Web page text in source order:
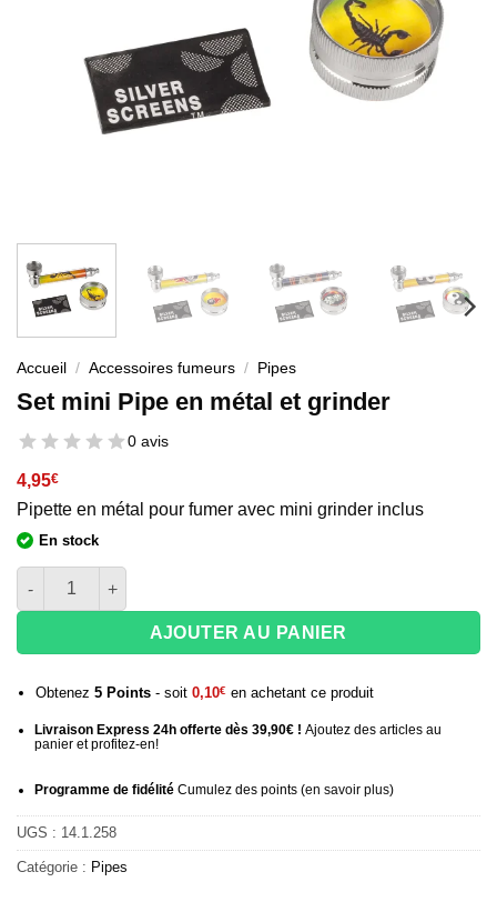
Accueil / Accessoires fumeurs / Pipes
Set mini Pipe en métal et grinder
0 avis
4,95€
Pipette en métal pour fumer avec mini grinder inclus
En stock
quantité de Set mini Pipe en métal et grinder
AJOUTER AU PANIER
Obtenez 5Points- soit 0,10€ en achetant ce produit
Livraison Express 24h offerte dès 39,90€ ! Ajoutez des articles au
panier et profitez-en!
Programme de fidélitéCumulez des points (en savoir plus)
UGS : 14.1.258
Catégorie : Pipes